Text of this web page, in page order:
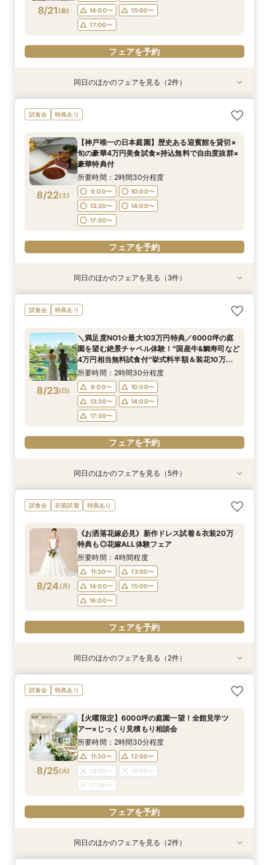
フェアを予約
17:00〜
フェアを予約
8/21 (金)
14:00〜
15:00〜
17:00〜
フェアを予約
特典あり
8/21(金)
＼初見学おすすめ★ゆったり相談会／6000坪庭
園ツアー＊特典あり♪
11:30〜
12:00〜
13:00〜
17:00〜
フェアを予約
8/21(金)
アットホームウェディング【6～39名様までご検
討の方/少人数会食プラン相談会】日本庭園を一
ケット付
所要時間：2時間30分程度
11:30〜
14:00〜
15:00〜
17:00〜
フェアを予約
同日のほかのフェアを見る（2件）
試食会 特典あり
8/22(土)
【神戸唯一の日本庭園】歴史ある迎賓館を貸切×
旬の豪華4万円美食試食×持込無料で自由度抜群×
豪華特典付
所要時間：2時間30分程度
9:00〜
10:00〜
13:30〜
14:00〜
17:30〜
フェアを予約
特典あり
8/22( 土)
残2席＼憧れの和婚を叶える★/神前式＊挙式スタ
イル相談×贅沢試食フェア
9:00〜
10:00〜
13:30〜
14:00〜
17:30〜
フェアを予約
特典あり
8/22( 土)
【料理重視の方必見】午前中フェア参加で国産牛
含む4万円相当試食×会場コーディネート見学！
なしフェア♪
所要時間：2時間30分程度
9:00〜
10:00〜
13:30〜
14:00〜
17:30〜
フェアを予約
特典あり
8/22( 土)
＼初見学の方へ☆フェア優待付／感動のチャペル
体験×豪華試食
9:00〜
10:00〜
13:30〜
14:00〜
17:30〜
フェアを予約
同日のほかのフェアを見る（3件）
試食会 特典あり
8/23(日)
＼満足度NO1☆最大103万円特典／6000坪の庭
園を望む絶景チャペル体験！”国産牛&鯛寿司など
4万円相当無料試食付”挙式料半額＆装花10万プ
レゼントなど特別優待フェア！
所要時間：2時間30分程度
9:00〜
10:00〜
13:30〜
14:00〜
17:30〜
フェアを予約
特典あり
8/23 (日
直前予約OK《2件目以降の来館◎》会場まるごと
比較検討フェア
9:00〜
10:00〜
13:30〜
14:00〜
17:30〜
フェアを予約
特典あり
8/23 (日
残2席＼憧れの和婚を叶える★/神前式＊挙式スタ
イル相談×贅沢試食フェア
9:00〜
10:00〜
13:30〜
14:00〜
17:30〜
フェアを予約
特典あり
8/23 (日
【料理重視の方必見】午前中フェア参加で国産牛
含む4万円相当試食×会場コーディネート見学！
なしフェア♪
所要時間：2時間30分程度
13:30〜
14:00〜
17:30〜
フェアを予約
特典あり
8/23 (日
＼初見学の方へ☆フェア優待付／感動のチャペル
体験×豪華試食
9:00〜
10:00〜
13:30〜
14:00〜
17:30〜
フェアを予約
8/23 (日
＼6名からOK★少人数でも貸切！／特別プラン
見積もり相談会×試食付
13:30〜 17:30〜
フェアを予約
同日のほかのフェアを見る（5件）
試食会 衣装試着 特典あり
8/24 (月)
《お洒落花嫁必見》新作ドレス試着＆衣装20万
特典も◎花嫁ALL体験フェア
所要時間：4時間程度
11:30〜
13:00〜
14:00〜
15:00〜
16:00〜
フェアを予約
特典あり
8/24(月)
＼初見学おすすめ★ゆったり相談会／6000坪庭
園ツアー＊特典あり♪
11:30〜
12:00〜
13:00〜
15:00〜
17:00〜
フェアを予約
8/24(月)
アットホームウェディング【6～39名様までご検
討の方/少人数会食プラン相談会】日本庭園を一
ケット付
所要時間：2時間30分程度
14:00〜
15:00〜
17:00〜
フェアを予約
同日のほかのフェアを見る（2件）
試食会 特典あり
8/25(火)
【火曜限定】6000坪の庭園一望！全館見学ツ
アー×じっくり見積もり相談会
所要時間：2時間30分程度
11:30〜
12:00〜
13:00〜
15:00〜
17:00〜
フェアを予約
特典あり同日のほかのフェアを見る（2件）